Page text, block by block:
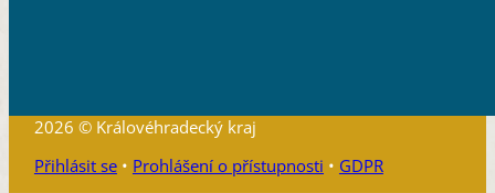
2026 © Královéhradecký kraj
Přihlásit se• Prohlášení o přístupnosti • GDPR